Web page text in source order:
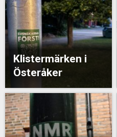
Klistermärken i
Österåker